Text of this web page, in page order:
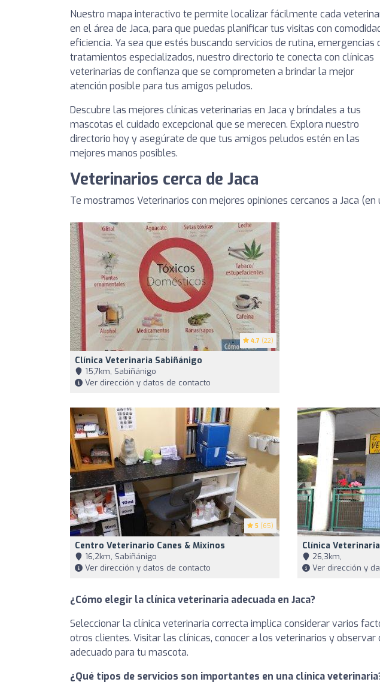
Nuestro mapa interactivo te permite localizar fácilmente cada
en el área de Jaca, para que puedas planificar tus visitas con
eficiencia. Ya sea que estés buscando servicios de rutina, emergencias
tratamientos especializados, nuestro directorio te conecta con clínicas
veterinarias de confianza que se comprometen a brindar la mejor
atención posible para tus amigos peludos.
Descubre las mejores clínicas veterinarias en Jaca y bríndales a tus
mascotas el cuidado excepcional que se merecen. Explora nuestro
directorio hoy y asegúrate de que tus amigos peludos estén en las
mejores manos posibles.
Veterinarios cerca de Jaca
Te mostramos Veterinarios con mejores opiniones cercanos a Jaca (en
4.7 (22)
Clínica Veterinaria Sabiñánigo
15,7km, Sabiñánigo
Ver dirección y datos de contacto
5 (65)
Centro Veterinario Canes & Mixinos
16,2km, Sabiñánigo
Ver dirección y datos de contacto
Clínica
26,3km,
Ver dirección y
¿Cómo elegir la clínica veterinaria adecuada en Jaca?
Seleccionar la clínica veterinaria correcta implica considerar varios
otros clientes. Visitar las clínicas, conocer a los veterinarios y
adecuado para tu mascota.
¿Qué tipos de servicios son importantes en una clínica